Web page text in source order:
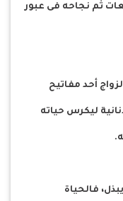
ثم نجاحه فى عبور
أحد مفاتيح
ليكرس حياته
فالحياة